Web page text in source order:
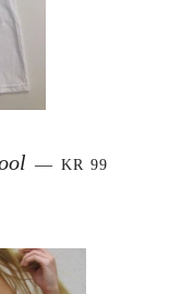
— SALGSPRIS
KR 99